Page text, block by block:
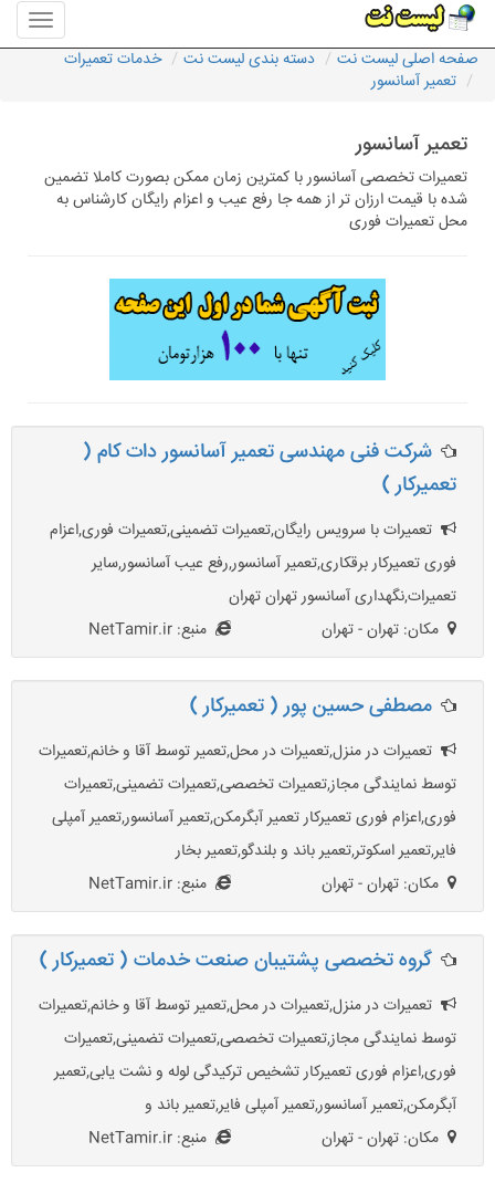
منوی
سایت
صفحه اصلی لیست نت دسته بندی لیست نت
خدمات تعمیرات
تعمیر آسانسور
تعمیر آسانسور
تعمیرات تخصصی آسانسور با کمترین زمان ممکن بصورت کاملا تضمین
شده با قیمت ارزان تر از همه جا رفع عیب و اعزام رایگان کارشناس به
محل تعمیرات فوری
شرکت فنی مهندسی تعمیر آسانسور دات کام (
تعمیرکار )
تعمیرات با سرویس رایگان,تعمیرات تضمینی,تعمیرات فوری,اعزام
فوری تعمیرکار برقکاری,تعمیر آسانسور,رفع عیب آسانسور,سایر
تعمیرات,نگهداری آسانسور تهران تهران
مکان: تهران - تهران
منبع: NetTamir.ir
مصطفی حسین پور ( تعمیرکار )
تعمیرات در منزل,تعمیرات در محل,تعمیر توسط آقا و خانم,تعمیرات
توسط نمایندگی مجاز,تعميرات تخصصی,تعمیرات تضمینی,تعمیرات
فوری,اعزام فوری تعمیرکار تعمیر آبگرمکن,تعمیر آسانسور,تعمیر آمپلی
فایر,تعمیر اسکوتر,تعمیر باند و بلندگو,تعمیر بخار
مکان: تهران - تهران
منبع: NetTamir.ir
گروه تخصصی پشتیبان صنعت خدمات ( تعمیرکار )
تعمیرات در منزل,تعمیرات در محل,تعمیر توسط آقا و خانم,تعمیرات
توسط نمایندگی مجاز,تعميرات تخصصی,تعمیرات تضمینی,تعمیرات
فوری,اعزام فوری تعمیرکار تشخیص ترکیدگی لوله و نشت یابی,تعمیر
آبگرمکن,تعمیر آسانسور,تعمیر آمپلی فایر,تعمیر باند و
مکان: تهران - تهران
منبع: NetTamir.ir